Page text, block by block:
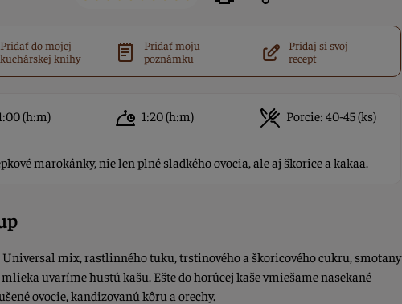
Pridať do mojej
kuchárskej knihy
Pridať moju
poznámku
Pridaj si svoj
recept
(h:m) 1:20(h:m) Porcie: 40-45 (ks)
marokánky, nie len plné sladkého ovocia, ale aj škorice a kakaa.
Universal mix, rastlinného tuku, trstinového a škoricového cukru, smotany
uvaríme hustú kašu. Ešte do horúcej kaše vmiešame nasekané
ovocie, kandizovanú kôru a orechy.